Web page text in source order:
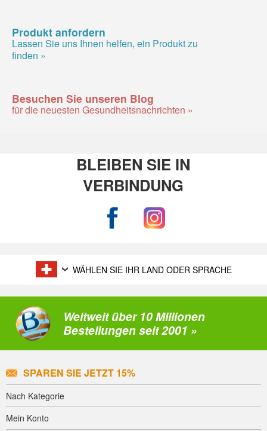
Produkt anfordern
Lassen Sie uns Ihnen helfen, ein Produkt zu
finden »
Besuchen Sie unseren Blog
für die neuesten Gesundheitsnachrichten »
BLEIBEN SIE IN
VERBINDUNG
WÄHLEN SIE IHR LAND ODER SPRACHE
Weltweit über 10 Millionen
Bestellungen seit 2001 »
SPAREN SIE JETZT 15%
Nach Kategorie
Mein Konto